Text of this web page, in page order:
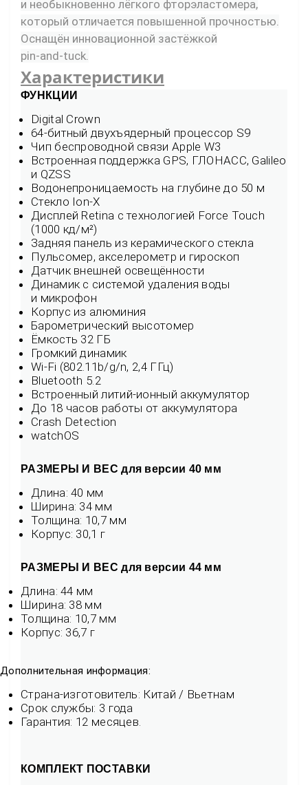
и необыкновенно лёгкого фторэластомера,
который отличается повышенной прочностью.
Оснащён инновационной застёжкой
pin‑and‑tuck.
Характеристики
ФУНКЦИИ
Digital Crown
64-битный двухъядерный процессор S9
Чип беспроводной связи Apple W3
Встроенная поддержка GPS, ГЛОНАСС, Galileo
и QZSS
Водонепроницаемость на глубине до 50 м
Стекло Ion-X
Дисплей Retina с технологией Force Touch
(1000 кд/м²)
Задняя панель из керамического стекла
Пульсомер, акселерометр и гироскоп
Датчик внешней освещённости
Динамик с системой удаления воды
и микрофон
Корпус из алюминия
Барометрический высотомер
Ёмкость 32 ГБ
Громкий динамик
Wi-Fi (802.11b/g/n, 2,4 ГГц)
Bluetooth 5.2
Встроенный литий-ионный аккумулятор
До 18 часов работы от аккумулятора
Crash Detection
watchOS
РАЗМЕРЫ И ВЕС для версии 40 мм
Длина: 40 мм
Ширина: 34 мм
Толщина: 10,7 мм
Корпус: 30,1 г
РАЗМЕРЫ И ВЕС для версии 44 мм
Длина: 44 мм
Ширина: 38 мм
Толщина: 10,7 мм
Корпус: 36,7 г
Дополнительная информация:
Страна-изготовитель: Китай / Вьетнам
Срок службы: 3 года
Гарантия: 12 месяцев.
КОМПЛЕКТ ПОСТАВКИ